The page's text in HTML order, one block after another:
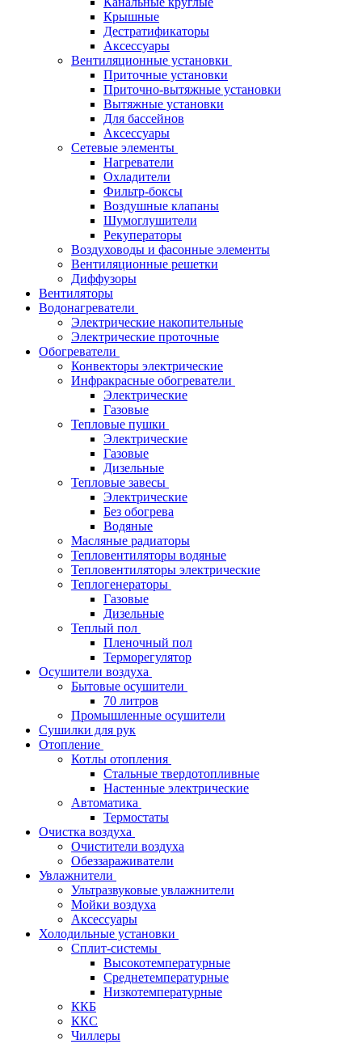
Крышные
Дестратификаторы
Аксессуары
Вентиляционные установки
Приточные установки
Приточно-вытяжные установки
Вытяжные установки
Для бассейнов
Аксессуары
Сетевые элементы
Нагреватели
Охладители
Фильтр-боксы
Воздушные клапаны
Шумоглушители
Рекуператоры
Воздуховоды и фасонные элементы
Вентиляционные решетки
Диффузоры
Вентиляторы
Водонагреватели
Электрические накопительные
Электрические проточные
Обогреватели
Конвекторы электрические
Инфракрасные обогреватели
Электрические
Газовые
Тепловые пушки
Электрические
Газовые
Дизельные
Тепловые завесы
Электрические
Без обогрева
Водяные
Масляные радиаторы
Тепловентиляторы водяные
Тепловентиляторы электрические
Теплогенераторы
Газовые
Дизельные
Теплый пол
Пленочный пол
Терморегулятор
Осушители воздуха
Бытовые осушители
70 литров
Промышленные осушители
Сушилки для рук
Отопление
Котлы отопления
Стальные твердотопливные
Настенные электрические
Автоматика
Термостаты
Очистка воздуха
Очистители воздуха
Обеззараживатели
Увлажнители
Ультразвуковые увлажнители
Мойки воздуха
Аксессуары
Холодильные установки
Сплит-системы
Высокотемпературные
Среднетемпературные
Низкотемпературные
ККБ
ККС
Чиллеры